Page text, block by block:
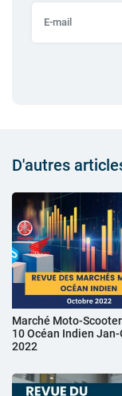
D'autres
Marché Moto-
10 Océan Indien
2022